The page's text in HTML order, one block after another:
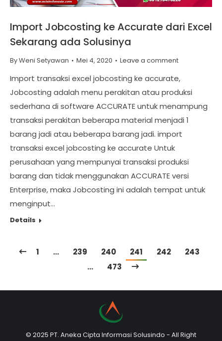
Import Jobcosting ke Accurate dari Excel
Sekarang ada Solusinya
ByWeni Setyawan Mei 4, 2020 Leave a comment
Import transaksi excel jobcosting ke accurate,
Jobcosting adalah menu perakitan atau produksi
sederhana di software ACCURATE untuk menampung
transaksi perakitan beberapa material menjadi 1
barang jadi atau beberapa barang jadi. import
transaksi excel jobcosting ke accurate Untuk
perusahaan yang mempunyai transaksi produksi
barang dan tidak menggunakan ACCURATE versi
Enterprise, maka Jobcosting ini adalah tempat untuk
menginput…
Details
1 … 239 240 241 242
243
…
473
© 2025 PT. Aneka Cipta Informasi Solusindo - All Right